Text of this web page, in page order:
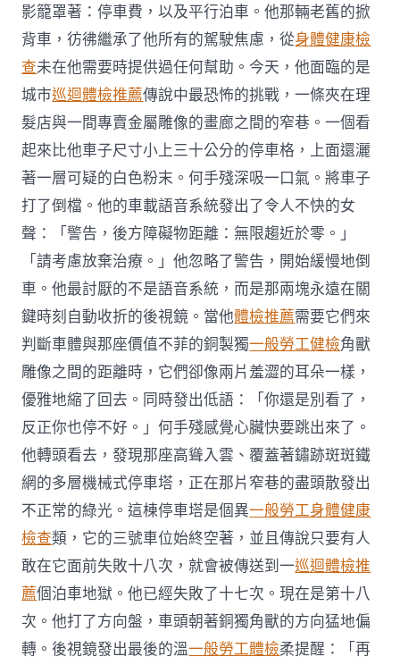
影籠罩著：停車費，以及平行泊車。他那輛老舊的掀
背車，彷彿繼承了他所有的駕駛焦慮，從身體健康檢
查未在他需要時提供過任何幫助。今天，他面臨的是
城市巡迴體檢推薦傳說中最恐怖的挑戰，一條夾在理
髮店與一間專賣金屬雕像的畫廊之間的窄巷。一個看
起來比他車子尺寸小上三十公分的停車格，上面還灑
著一層可疑的白色粉末。何手殘深吸一口氣。將車子
打了倒檔。他的車載語音系統發出了令人不快的女
聲：「警告，後方障礙物距離：無限趨近於零。」
「請考慮放棄治療。」他忽略了警告，開始緩慢地倒
車。他最討厭的不是語音系統，而是那兩塊永遠在關
鍵時刻自動收折的後視鏡。當他體檢推薦需要它們來
判斷車體與那座價值不菲的銅製獨一般勞工健檢角獸
雕像之間的距離時，它們卻像兩片羞澀的耳朵一樣，
優雅地縮了回去。同時發出低語：「你還是別看了，
反正你也停不好。」何手殘感覺心臟快要跳出來了。
他轉頭看去，發現那座高聳入雲、覆蓋著鏽跡斑斑鐵
網的多層機械式停車塔，正在那片窄巷的盡頭散發出
不正常的綠光。這棟停車塔是個異一般勞工身體健康
檢查類，它的三號車位始終空著，並且傳說只要有人
敢在它面前失敗十八次，就會被傳送到一巡迴體檢推
薦個泊車地獄。他已經失敗了十七次。現在是第十八
次。他打了方向盤，車頭朝著銅獨角獸的方向猛地偏
轉。後視鏡發出最後的溫一般勞工體檢柔提醒：「再